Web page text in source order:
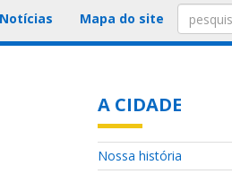
Notícias Mapa do site
A CIDADE
Nossa história